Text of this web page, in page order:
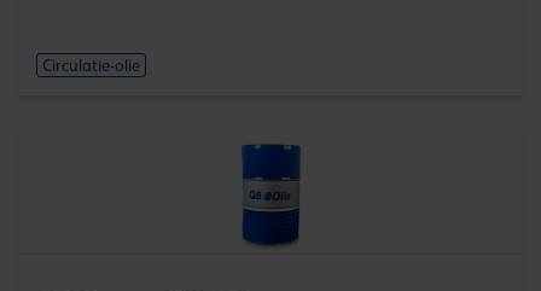
Circulatie-olie